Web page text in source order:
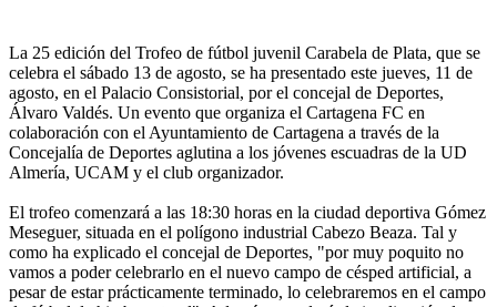
La 25 edición del Trofeo de fútbol juvenil Carabela de Plata, que se
celebra el sábado 13 de agosto, se ha presentado este jueves, 11 de
agosto, en el Palacio Consistorial, por el concejal de Deportes,
Álvaro Valdés. Un evento que organiza el Cartagena FC en
colaboración con el Ayuntamiento de Cartagena a través de la
Concejalía de Deportes aglutina a los jóvenes escuadras de la UD
Almería, UCAM y el club organizador.
El trofeo comenzará a las 18:30 horas en la ciudad deportiva Gómez
Meseguer, situada en el polígono industrial Cabezo Beaza. Tal y
como ha explicado el concejal de Deportes, "por muy poquito no
vamos a poder celebrarlo en el nuevo campo de césped artificial, a
pesar de estar prácticamente terminado, lo celebraremos en el campo